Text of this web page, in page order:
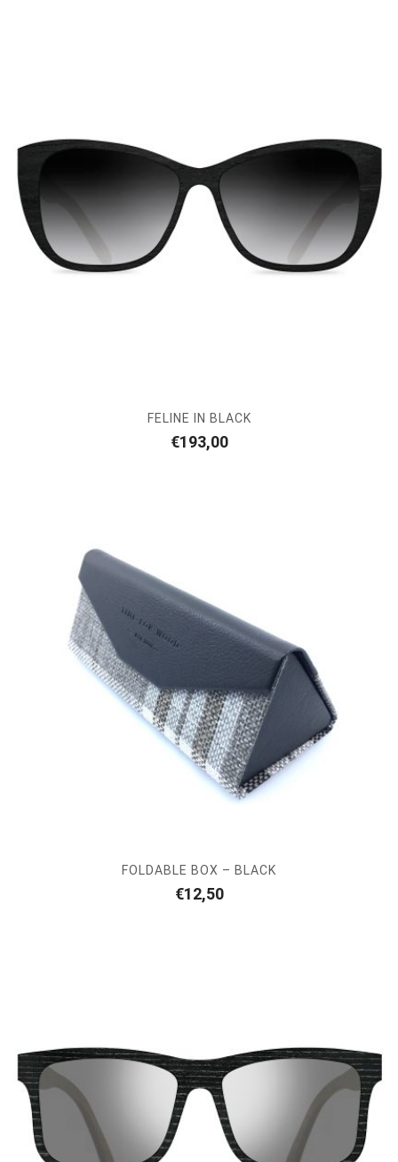
FELINE IN BLACK
€193,00
FOLDABLE BOX – BLACK
€12,50